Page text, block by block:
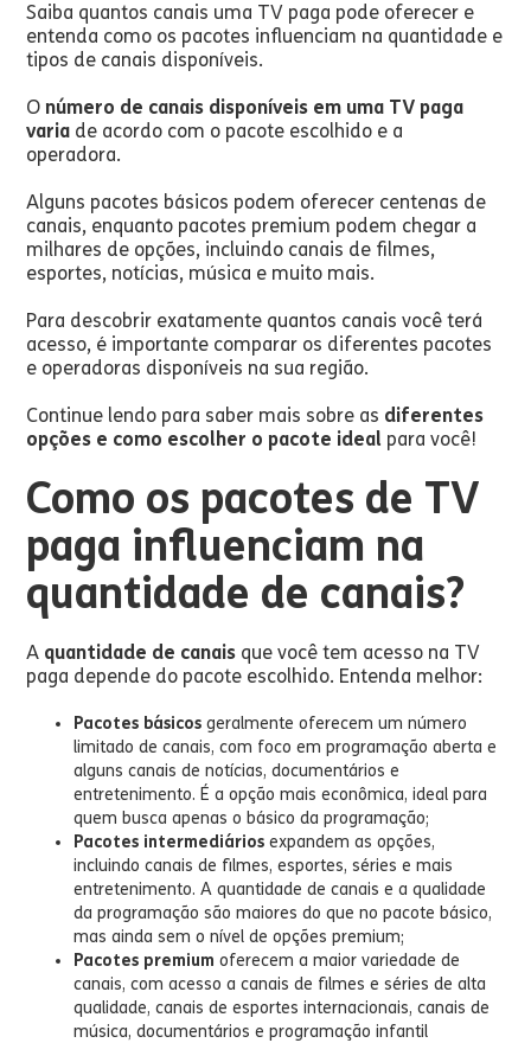
Saiba quantos canais uma TV paga pode oferecer e
entenda como os pacotes influenciam na quantidade e
tipos de canais disponíveis.
O número de canais disponíveis em uma TV paga
varia de acordo com o pacote escolhido e a
operadora.
Alguns pacotes básicos podem oferecer centenas de
canais, enquanto pacotes premium podem chegar a
milhares de opções, incluindo canais de filmes,
esportes, notícias, música e muito mais.
Para descobrir exatamente quantos canais você terá
acesso, é importante comparar os diferentes pacotes
e operadoras disponíveis na sua região.
Continue lendo para saber mais sobre as diferentes
opções e como escolher o pacote ideal para você!
Como os pacotes de TV
paga influenciam na
quantidade de canais?
A quantidade de canais que você tem acesso na TV
paga depende do pacote escolhido. Entenda melhor:
Pacotes básicos geralmente oferecem um número
limitado de canais, com foco em programação aberta e
alguns canais de notícias, documentários e
entretenimento. É a opção mais econômica, ideal para
quem busca apenas o básico da programação;
Pacotes intermediários expandem as opções,
incluindo canais de filmes, esportes, séries e mais
entretenimento. A quantidade de canais e a qualidade
da programação são maiores do que no pacote básico,
mas ainda sem o nível de opções premium;
Pacotes premium oferecem a maior variedade de
canais, com acesso a canais de filmes e séries de alta
qualidade, canais de esportes internacionais, canais de
música, documentários e programação infantil